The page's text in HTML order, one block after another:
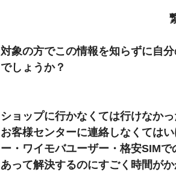
対象の方でこの情報を知らずに自
でしょうか？
ショップに行かなくては行けなかっ
お客様センターに連絡しなくては
ー・ワイモバユーザー・格安SIM
あって解決するのにすごく時間がか